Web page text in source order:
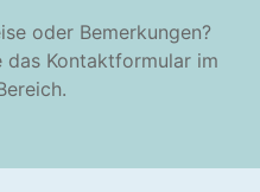
oder Bemerkungen?
das Kontaktformular im